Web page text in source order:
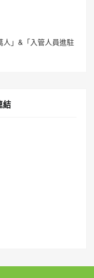
人」&「入管人員進駐
結